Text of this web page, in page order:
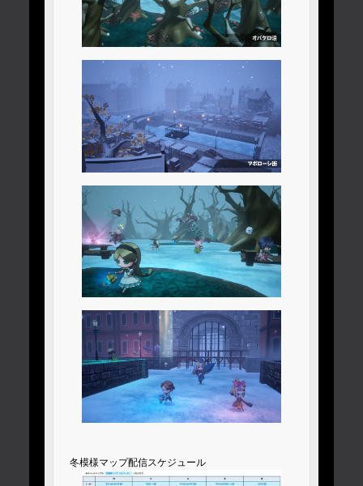
冬模様マップ配信スケジュール